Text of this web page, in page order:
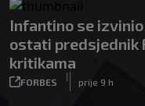
Infantino se izvinio
ostati predsjednik
kritikama
FORBES
|
prije 9 h